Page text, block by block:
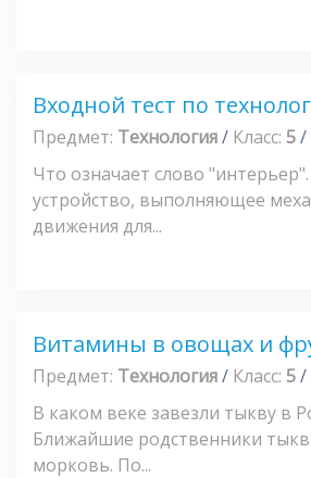
Входной тест по
Предмет: Технология/ Класс: 5/
Что означает слово
устройство, выполняющее
движения для...
Витамины в овощах и
Предмет: Технология/ Класс: 5/
В каком веке завезли тыкву в
Ближайшие родственники
морковь. По...